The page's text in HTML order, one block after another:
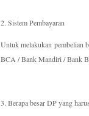
2. Sistem Pembayaran
Untuk melakukan pembelian
BCA / Bank Mandiri / Bank
3. Berapa besar DP yang